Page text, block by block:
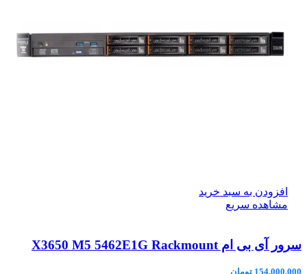
افزودن به سبد خرید
مشاهده سریع
سرور آی بی ام X3650 M5 5462E1G Rackmount
154,000,000 تومان